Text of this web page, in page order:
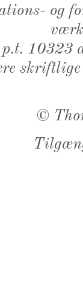
og
10323
©